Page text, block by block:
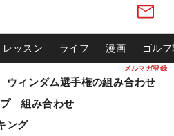
メルマガ登録
レッスン ライフ 漫画 ゴル
ィンダム選手権の組み合わせ
組み合わせ
ング